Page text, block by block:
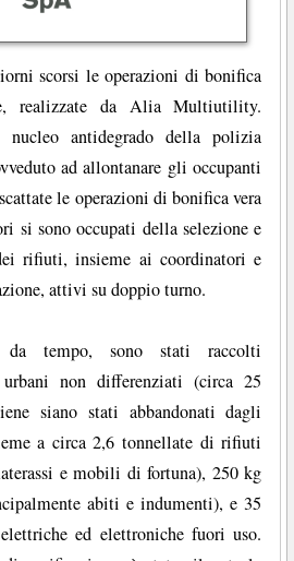
scorsi le operazioni di bonifica
realizzate da Alia Multiutility.
antidegrado della polizia
ad allontanare gli occupanti
le operazioni di bonifica vera
si sono occupati della selezione e
rifiuti, insieme ai coordinatori e
attivi su doppio turno.
tempo, sono stati raccolti
non differenziati (circa 25
siano stati abbandonati dagli
a circa 2,6 tonnellate di rifiuti
e mobili di fortuna), 250 kg
abiti e indumenti), e 35
ed elettroniche fuori uso.